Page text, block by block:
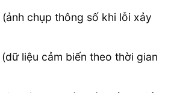
chụp thông số khi lỗi xảy
(dữ liệu cảm biến theo thời gian